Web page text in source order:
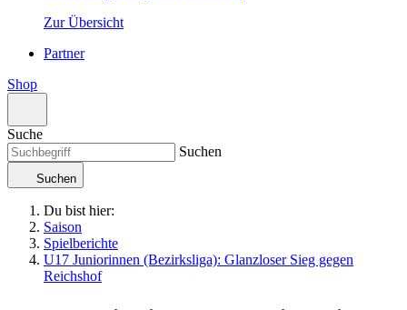
Zur Übersicht
Partner
Shop
Suche
Suchen
Suchen
Du bist hier:
Saison
Spielberichte
U17 Juniorinnen (Bezirksliga): Glanzloser Sieg gegen
Reichshof